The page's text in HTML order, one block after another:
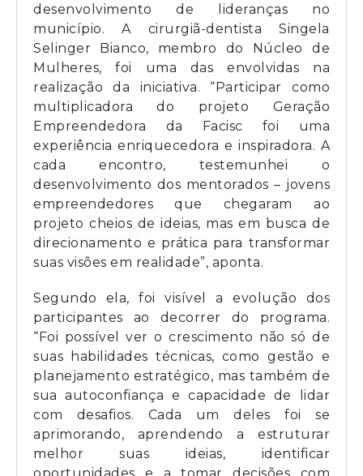
desenvolvimento de lideranças no
município. A cirurgiã-dentista Singela
Selinger Bianco, membro do Núcleo de
Mulheres, foi uma das envolvidas na
realização da iniciativa. “Participar como
multiplicadora do projeto Geração
Empreendedora da Facisc foi uma
experiência enriquecedora e inspiradora. A
cada encontro, testemunhei o
desenvolvimento dos mentorados – jovens
empreendedores que chegaram ao
projeto cheios de ideias, mas em busca de
direcionamento e prática para transformar
suas visões em realidade”, aponta.
Segundo ela, foi visível a evolução dos
participantes ao decorrer do programa.
“Foi possível ver o crescimento não só de
suas habilidades técnicas, como gestão e
planejamento estratégico, mas também de
sua autoconfiança e capacidade de lidar
com desafios. Cada um deles foi se
aprimorando, aprendendo a estruturar
melhor suas ideias, identificar